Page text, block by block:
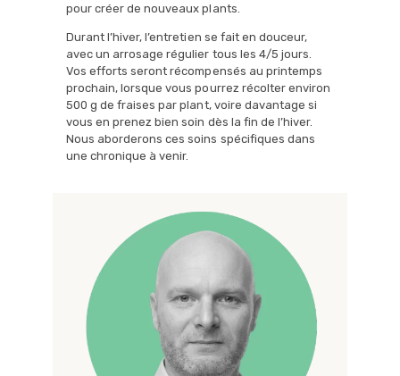
pour créer de nouveaux plants.
Durant l’hiver, l’entretien se fait en douceur,
avec un arrosage régulier tous les 4/5 jours.
Vos efforts seront récompensés au printemps
prochain, lorsque vous pourrez récolter environ
500 g de fraises par plant, voire davantage si
vous en prenez bien soin dès la fin de l’hiver.
Nous aborderons ces soins spécifiques dans
une chronique à venir.